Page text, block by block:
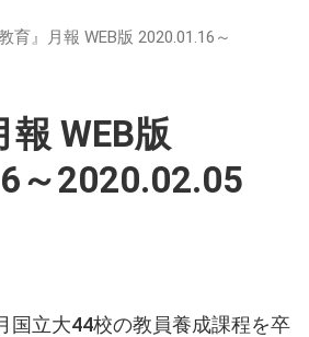
教育』月報 WEB版 2020.01.16～
報 WEB版
～2020.02.05
立大44校の教員養成課程を卒